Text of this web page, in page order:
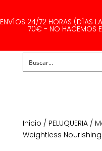
ENVÍOS 24/72 HORAS (DÍAS
70€ - NO HACEMOS
Inicio / PELUQUERIA/
Weightless